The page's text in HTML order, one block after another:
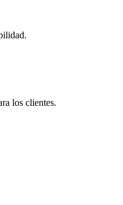
los clientes.